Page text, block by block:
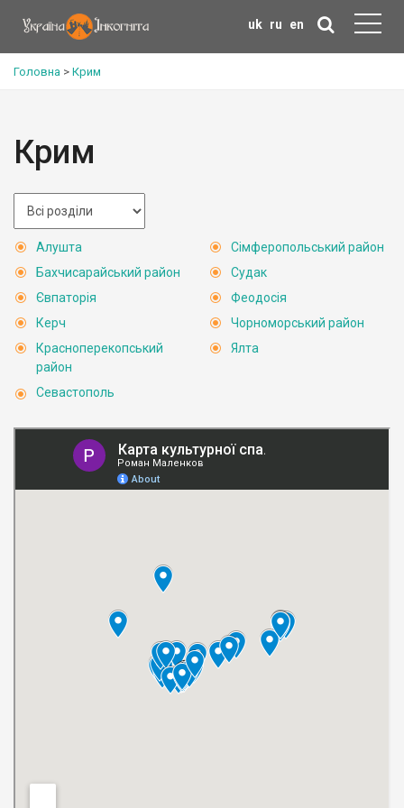
uk ru en
Головна > Крим
Крим
Алушта
Бахчисарайський район
Євпаторія
Керч
Красноперекопський
район
Севастополь
Сімферопольський район
Судак
Феодосія
Чорноморський район
Ялта